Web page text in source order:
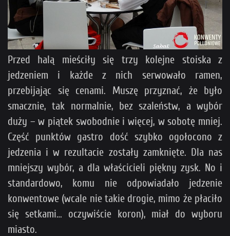
Przed halą mieściły się trzy kolejne stoiska z
jedzeniem i każde z nich serwowało ramen,
przebijając się cenami. Muszę przyznać, że było
smacznie, tak normalnie, bez szaleństw, a wybór
duży – w piątek swobodnie i więcej, w sobotę mniej.
Część punktów gastro dość szybko ogołocono z
jedzenia i w rezultacie zostały zamknięte. Dla nas
mniejszy wybór, a dla właścicieli piękny zysk. No i
standardowo, komu nie odpowiadało jedzenie
konwentowe (wcale nie takie drogie, mimo że płaciło
się setkami… oczywiście koron), miał do wyboru
miasto.